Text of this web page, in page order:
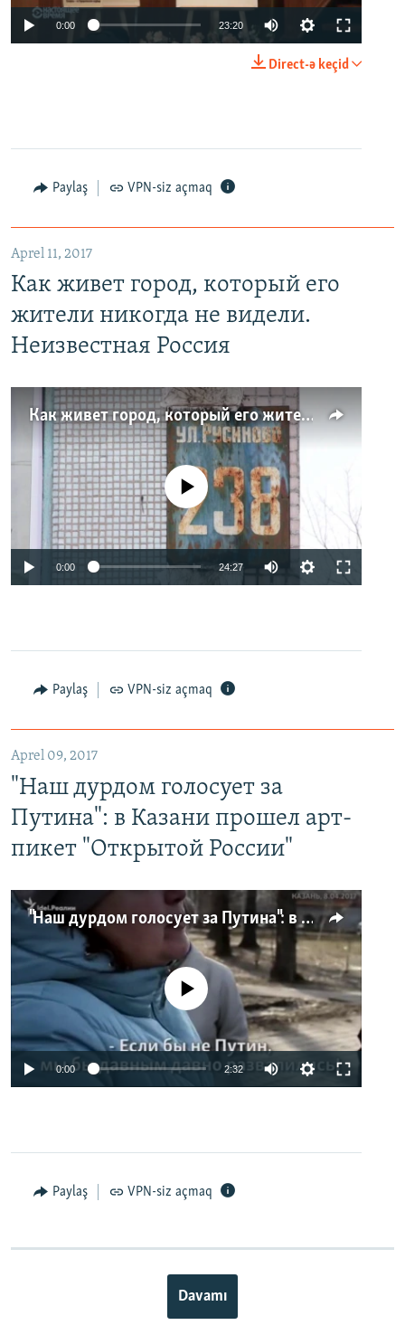
0:00 23:20
Direct-ə keçid
Paylaş VPN-siz açmaq
Aprel 11, 2017
Как живет город, который его
жители никогда не видели.
Неизвестная Россия
Как живет город, который его жители никогда не видели. Неизвестная Россия
No media source currently available
0:00 24:27
Paylaş VPN-siz açmaq
Aprel 09, 2017
"Наш дурдом голосует за
Путина": в Казани прошел арт-
пикет "Открытой России"
"Наш дурдом голосует за Путина": в Казани прошел арт-пикет "Открытой России"
No media source currently available
0:00 2:32
Paylaş VPN-siz açmaq
Davamı